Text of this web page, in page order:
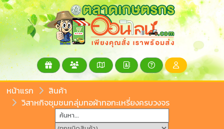
หน้าแรก
สินค้า
วิสาหกิจชุมชนกลุ่มทอผ้าทอกะเหรี่ยงครบวงจร